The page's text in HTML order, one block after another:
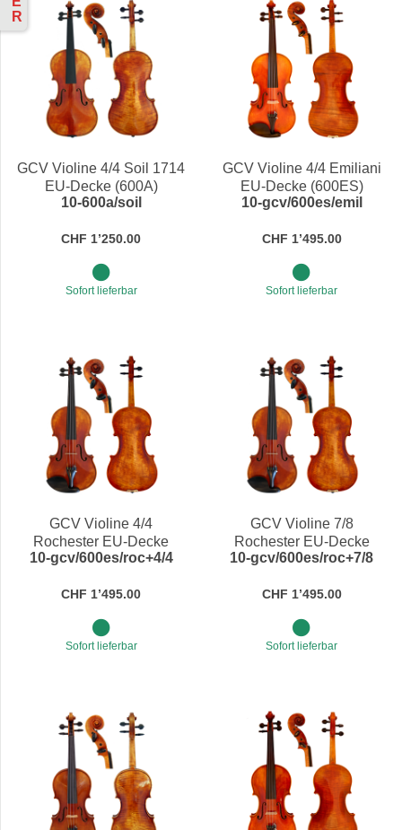
R
GCV Violine 4/4 Soil 1714
EU-Decke (600A)
10-600a/soil
CHF 1’250.00
Sofort lieferbar
GCV Violine 4/4 Emiliani
EU-Decke (600ES)
10-gcv/600es/emil
CHF 1’495.00
Sofort lieferbar
GCV Violine 4/4
Rochester EU-Decke
(600ES)
10-gcv/600es/roc+4/4
CHF 1’495.00
Sofort lieferbar
GCV Violine 7/8
Rochester EU-Decke
(600ES)
10-gcv/600es/roc+7/8
CHF 1’495.00
Sofort lieferbar